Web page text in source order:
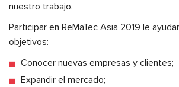
nuestro trabajo.
Participar en ReMaTec Asia 2019 le
objetivos:
Conocer nuevas empresas y clientes;
Expandir el mercado;